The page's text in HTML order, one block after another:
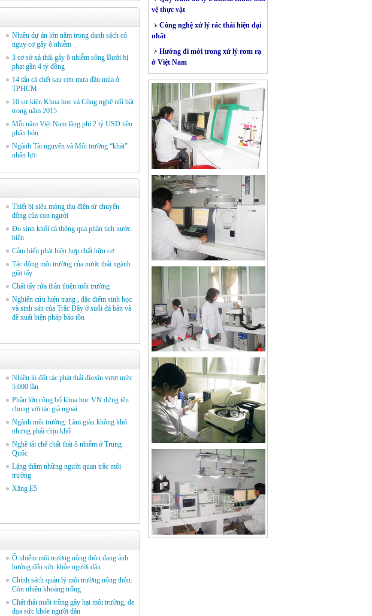
Nhiều dự án lớn nằm trong danh sách có
nguy cơ gây ô nhiễm
3 cơ sở xả thải gây ô nhiễm sông Bưởi bị
phạt gần 4 tỷ đồng
14 tấn cá chết sau cơn mưa đầu mùa ở
TPHCM
10 sự kiện Khoa học và Công nghệ nổi bật
trong năm 2015
Mỗi năm Việt Nam lãng phí 2 tỷ USD tiền
phân bón
Ngành Tài nguyên và Môi trường “khát”
nhân lực
Thiết bị siêu mỏng thu điện từ chuyển
động của con người
Đo sinh khối cá thông qua phân tích nước
biển
Cảm biến phát hiện hợp chất hữu cơ
Tác động môi trường của nước thải ngành
giặt tẩy
Chất tẩy rửa thân thiện môi trường
Nghiên cứu hiện trạng , đặc điểm sinh học
và sinh sản của Trắc Dây ở suối đá bàn và
đề xuất biện pháp bảo tồn
Nhiều lò đốt rác phát thải dioxin vượt mức
5.000 lần
Phần lớn công bố khoa học VN đứng tên
chung với tác giả ngoại
Ngành môi trường: Làm giàu không khó
nhưng phải chịu khổ
Nghề tái chế chất thải ô nhiễm ở Trung
Quốc
Lặng thầm những người quan trắc môi
trường
Xăng E5
Ô nhiễm môi trường nông thôn đang ảnh
hưởng đến sức khỏe người dân
Chính sách quản lý môi trường nông thôn:
Còn nhiều khoảng trống
Chất thải nuôi trồng gây hại môi trường, đe
dọa sức khỏe người dân
vệ thực vật
Công nghệ xử lý rác thải hiện đại
nhất
Hướng đi mới trong xử lý rơm rạ
ở Việt Nam